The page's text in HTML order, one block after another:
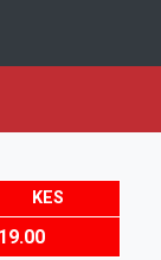
KES